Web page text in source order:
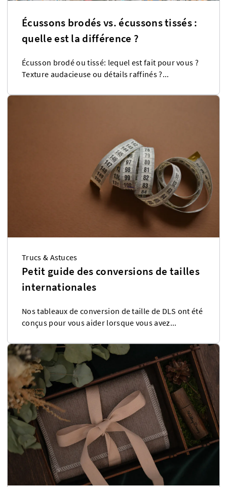
Écussons brodés vs. écussons tissés :
quelle est la différence ?
Écusson brodé ou tissé: lequel est fait pour vous ?
Texture audacieuse ou détails raffinés ?...
Trucs & Astuces
Petit guide des conversions de tailles
internationales
Nos tableaux de conversion de taille de DLS ont été
conçus pour vous aider lorsque vous avez...